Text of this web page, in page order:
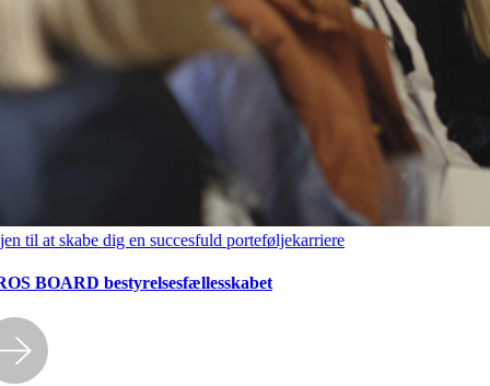
til at skabe dig en succesfuld porteføljekarriere
BOARD bestyrelsesfællesskabet